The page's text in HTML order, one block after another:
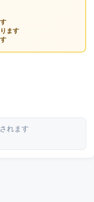
ます
れます